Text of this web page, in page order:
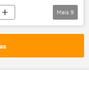
Mais 9